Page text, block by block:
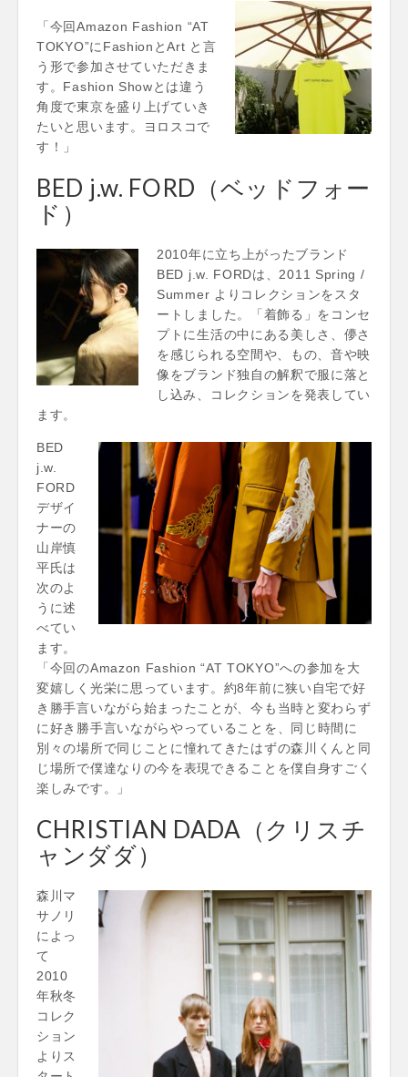
「今回Amazon Fashion “AT
TOKYO”にFashionとArt と言
う形で参加させていただきま
す。Fashion Showとは違う
角度で東京を盛り上げていき
たいと思います。ヨロスコで
す！」
BED j.w. FORD（ベッドフォー
ド）
2010年に立ち上がったブランド
BED j.w. FORDは、2011 Spring /
Summer よりコレクションをスタ
ートしました。「着飾る」をコンセ
プトに生活の中にある美しさ、儚さ
を感じられる空間や、もの、音や映
像をブランド独自の解釈で服に落と
し込み、コレクションを発表してい
ます。
BED
j.w.
FORD
デザイ
ナーの
山岸慎
平氏は
次のよ
うに述
べてい
ます。
「今回のAmazon Fashion “AT TOKYO”への参加を大
変嬉しく光栄に思っています。約8年前に狭い自宅で好
き勝手言いながら始まったことが、今も当時と変わらず
に好き勝手言いながらやっていることを、同じ時間に
別々の場所で同じことに憧れてきたはずの森川くんと同
じ場所で僕達なりの今を表現できることを僕自身すごく
楽しみです。」
CHRISTIAN DADA（クリスチ
ャンダダ）
森川マ
サノリ
によっ
て
2010
年秋冬
コレク
ション
よりス